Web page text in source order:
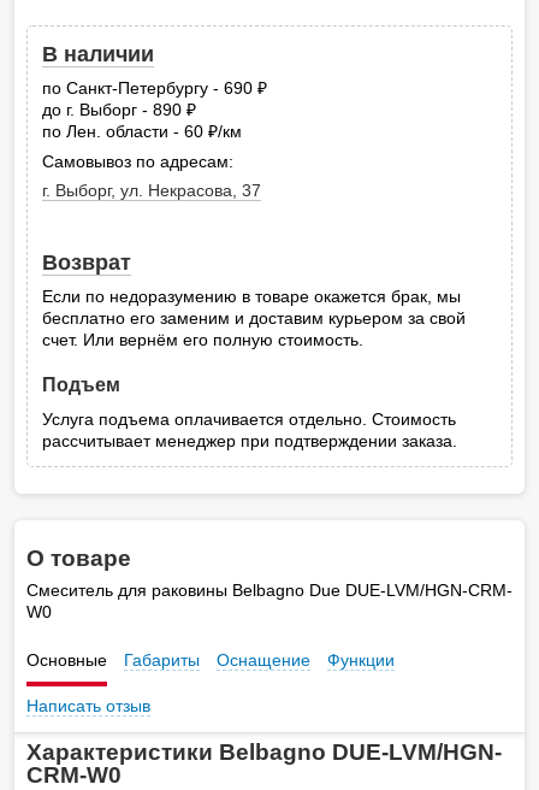
В наличии
по Санкт-Петербургу - 690
до г. Выборг - 890
по Лен. области - 60
руб.
/км
Самовывоз по адресам:
г. Выборг, ул. Некрасова, 37
Возврат
Если по недоразумению в товаре окажется брак, мы
бесплатно его заменим и доставим курьером за свой
счет. Или вернём его полную стоимость.
Подъем
Услуга подъема оплачивается отдельно. Стоимость
рассчитывает менеджер при подтверждении заказа.
О товаре
Смеситель для раковины Belbagno Due DUE-LVM/HGN-CRM-
W0
Основные Габариты Оснащение Функции
Написать отзыв
Характеристики Belbagno DUE-LVM/HGN-
CRM-W0